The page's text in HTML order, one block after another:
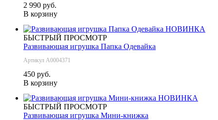
2 990 руб.
В корзину
НОВИНКА
БЫСТРЫЙ ПРОСМОТР
Развивающая игрушка Папка Одевайка
Артикул А0004371
450 руб.
В корзину
НОВИНКА
БЫСТРЫЙ ПРОСМОТР
Развивающая игрушка Мини-книжка